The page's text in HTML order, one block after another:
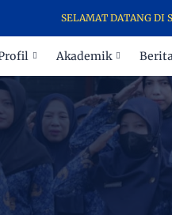
SELAMAT DATANG DI SMAN
Akademik